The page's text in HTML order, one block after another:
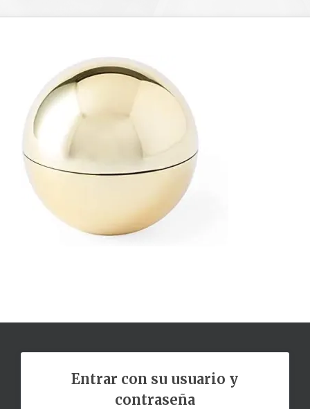
Entrar con su usuario y
contraseña